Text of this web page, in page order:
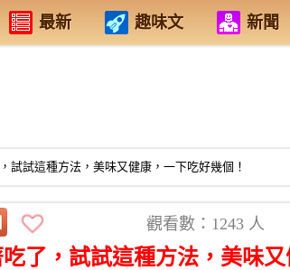
最新 趣味文 新聞
試試這種方法，美味又健康，一下吃好幾個！
觀看數：1243 人
了，試試這種方法，美味又